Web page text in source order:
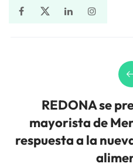
REDONA se
mayorista de
respuesta a la